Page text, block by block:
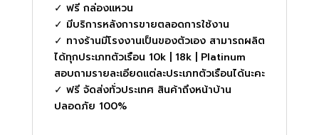
✓ ฟรี กล่องแหวน
✓ มีบริการหลังการขายตลอดการใช้งาน
✓ ทางร้านมีโรงงานเป็นของตัวเอง สามารถผลิต
ได้ทุกประเภทตัวเรือน 10k | 18k | Platinum
สอบถามรายละเอียดแต่ละประเภทตัวเรือนได้นะคะ
✓ ฟรี จัดส่งทั่วประเทศ สินค้าถึงหน้าบ้าน
ปลอดภัย 100%